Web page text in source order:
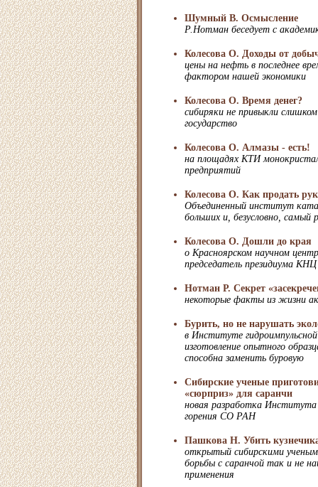
Шумный В. Осмысление
Р.Нотман беседует с
Колесова О. Доходы от
цены на нефть в последнее
фактором нашей экономики
Колесова О. Время денег?
сибиряки не привыкли
государство
Колесова О. Алмазы - есть!
на площадях КТИ
предприятий
Колесова О. Как продать
Объединенный институт
больших и, безусловно, самый
Колесова О. Дошли до края
о Красноярском научном
председатель президиума
Нотман Р. Секрет
некоторые факты из жизни
Бурить, но не нарушать
в Институте
изготовление опытного
способна заменить буровую
Сибирские ученые
«сюрприз» для саранчи
новая разработка Института
горения СО РАН
Пашкова Н. Убить
открытый сибирскими
борьбы с саранчой так и не
применения